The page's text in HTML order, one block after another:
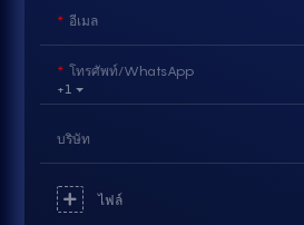
อีเมล
+1
โทรศัพท์/WhatsApp
บริษัท
ไฟล์